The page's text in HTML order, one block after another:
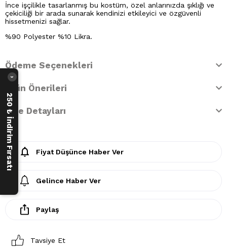
İnce işçilikle tasarlanmış bu kostüm, özel anlarınızda şıklığı ve
çekiciliği bir arada sunarak kendinizi etkileyici ve özgüvenli
hissetmenizi sağlar.
%90 Polyester %10 Likra.
Ödeme Seçenekleri
Ürün Önerileri
İade Detayları
Fiyat Düşünce Haber Ver
Gelince Haber Ver
Paylaş
Tavsiye Et
250 ₺ İndirim Fırsatı
›